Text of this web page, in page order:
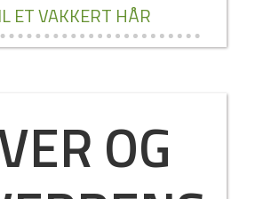
ET VAKKERT HÅR
OG